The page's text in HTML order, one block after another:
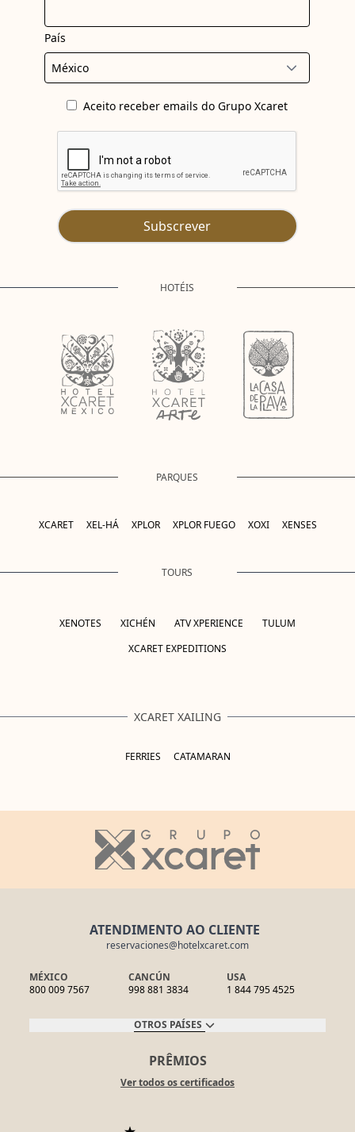
País
Aceito receber emails do Grupo Xcaret
Subscrever
HOTÉIS
PARQUES
XCARET XEL-HÁ XPLOR XPLOR FUEGO XOXI XENSES
TOURS
XENOTES XICHÉN ATV XPERIENCE
TULUM
XCARET EXPEDITIONS
XCARET XAILING
FERRIES CATAMARAN
ATENDIMENTO AO CLIENTE
reservaciones@hotelxcaret.com
MÉXICO
800 009 7567
CANCÚN
998 881 3834
USA
1 844 795 4525
OTROS PAÍSES
PRÊMIOS
Ver todos os certificados